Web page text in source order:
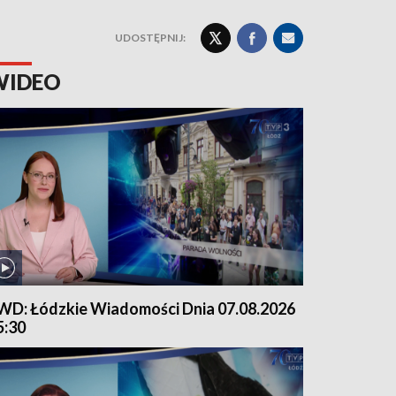
UDOSTĘPNIJ:
Łódzkie Wiadomości Dnia 07.08.2026